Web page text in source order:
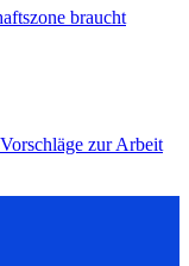
braucht
zur Arbeit